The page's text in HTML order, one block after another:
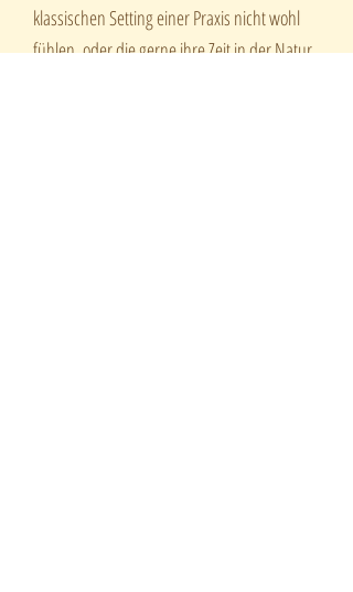
klassischen Setting einer Praxis nicht wohl
fühlen, oder die gerne ihre Zeit in der Natur